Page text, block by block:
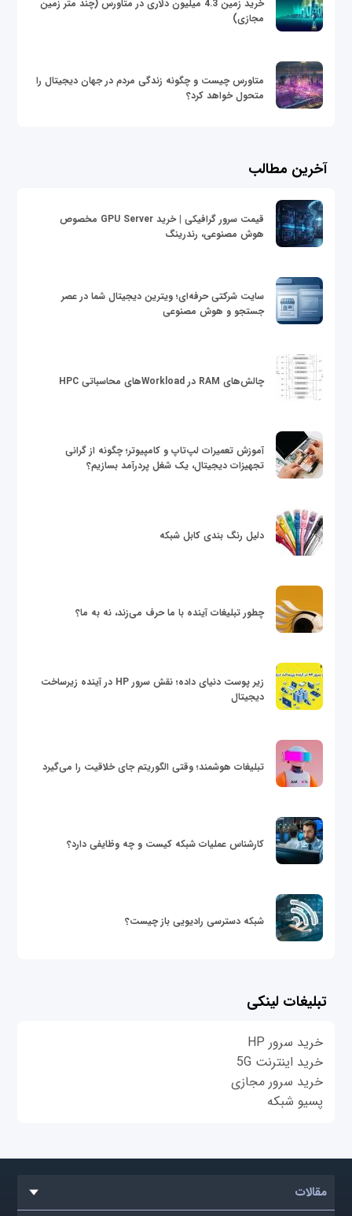
خرید زمین 4.3 میلیون دلاری در متاورس (چند متر زمین
مجازی)
متاورس چیست و چگونه زندگی مردم در جهان دیجیتال را
متحول خواهد کرد؟
آخرین مطالب
قیمت سرور گرافیکی | خرید GPU Server مخصوص
هوش مصنوعی، رندرینگ
سایت شرکتی حرفه‌ای؛ ویترین دیجیتال شما در عصر
جستجو و هوش مصنوعی
چالش‌های RAM در Workloadهای محاسباتی HPC
آموزش تعمیرات لپ‌تاپ و کامپیوتر؛ چگونه از گرانی
تجهیزات دیجیتال، یک شغل پردرآمد بسازیم؟
دلیل رنگ بندی کابل شبکه
چطور تبلیغات آینده با ما حرف می‌زند، نه به ما؟
زیر پوست دنیای داده؛ نقش سرور HP در آینده زیرساخت
دیجیتال
تبلیغات هوشمند؛ وقتی الگوریتم جای خلاقیت را می‌گیرد
کارشناس عملیات شبکه کیست و چه وظایفی دارد؟
شبکه دسترسی رادیویی باز چیست؟
تبلیغات لینکی
خرید سرور HP
خرید اینترنت 5G
خرید سرور مجازی
پسیو شبکه
مقالات